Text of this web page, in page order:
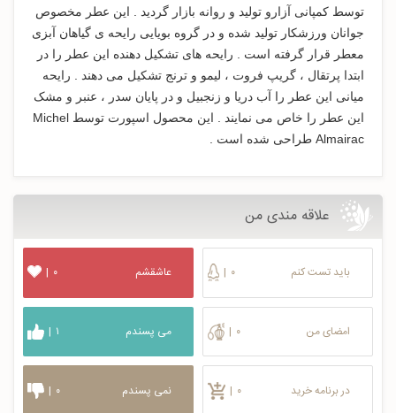
توسط کمپانی آزارو تولید و روانه بازار گردید . این عطر مخصوص
جوانان ورزشکار تولید شده و در گروه بویایی رایحه ی گیاهان آبزی
معطر قرار گرفته است . رايحه های تشکیل دهنده این عطر را در
ابتدا پرتقال ، گریپ فروت ، لیمو و ترنج تشکیل می دهند . رايحه
میانی این عطر را آب دریا و زنجبیل و در پایان سدر ، عنبر و مشک
این عطر را خاص می نمایند . این محصول اسپورت توسط Michel
Almairac طراحی شده است .
علاقه مندی من
باید تست کنم | ۰
امضای من | ۰
در برنامه خرید | ۰
عاشقشم | ۰
می پسندم | ۱
نمی پسندم | ۰